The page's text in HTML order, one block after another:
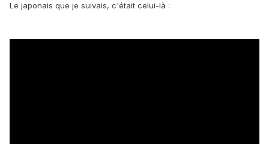
Le japonais que je suivais, c'était celui-là :